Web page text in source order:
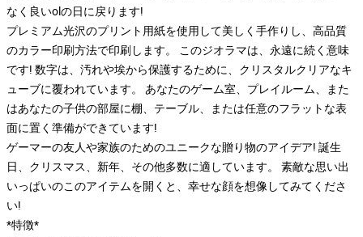
なく良いolの日に戻ります!
プレミアム光沢のプリント用紙を使用して美しく手作りし、高品質
のカラー印刷方法で印刷します。 このジオラマは、永遠に続く意味
です! 数字は、汚れや埃から保護するために、クリスタルクリアなキ
ューブに覆われています。 あなたのゲーム室、プレイルーム、また
はあなたの子供の部屋に棚、テーブル、または任意のフラットな表
面に置く準備ができています!
ゲーマーの友人や家族のためのユニークな贈り物のアイデア! 誕生
日、クリスマス、新年、その他多数に適しています。 素敵な思い出
いっぱいのこのアイテムを開くと、幸せな顔を想像してみてくださ
い!
*特徴*